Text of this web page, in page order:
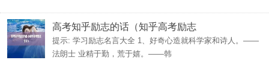
高考知乎励志的话（知乎高考励志
提示: 学习励志名言大全 1、好奇心造就科学家和诗人。——
法朗士 业精于勤，荒于嬉。——韩